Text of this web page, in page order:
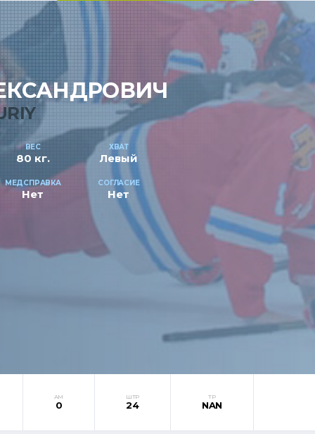
ВЕС
80 кг.
ХВАТ
Левый
МЕДСПРАВКА
Нет
СОГЛАСИЕ
Нет
АМ
0
ШТР
24
ТР
NAN